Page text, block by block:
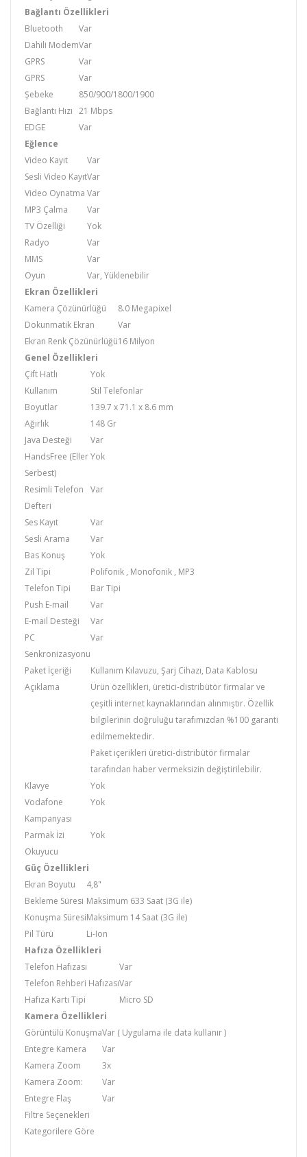
Bağlantı Özellikleri
Bluetooth
Var
Dahili ModemVar
GPRS
Var
GPRS
Var
Şebeke
850/900/1800/1900
Bağlantı Hızı 21 Mbps
EDGE
Var
Eğlence
Video Kayıt
Var
Sesli Video KayıtVar
Video Oynatma Var
MP3 Çalma
Var
TV Özelliği
Yok
Radyo
Var
MMS
Var
Oyun
Var, Yüklenebilir
Ekran Özellikleri
Kamera Çözünürlüğü
8.0 Megapixel
Dokunmatik Ekran
Var
Ekran Renk Çözünürlüğü16 Milyon
Genel Özellikleri
Çift Hatlı
Yok
Kullanım
Stil Telefonlar
Boyutlar
139.7 x 71.1 x 8.6 mm
Ağırlık
148 Gr
Java Desteği
Var
HandsFree (Eller
Serbest)
Yok
Resimli Telefon
Defteri
Var
Ses Kayıt
Var
Sesli Arama
Var
Bas Konuş
Yok
Zil Tipi
Polifonik , Monofonik , MP3
Telefon Tipi
Bar Tipi
Push E-mail
Var
E-mail Desteği
Var
PC
Senkronizasyonu
Var
Paket İçeriği
Kullanım Kılavuzu, Şarj Cihazı, Data Kablosu
Açıklama
Ürün özellikleri, üretici-distribütör firmalar ve
çeşitli internet kaynaklarından alınmıştır. Özellik
bilgilerinin doğruluğu tarafımızdan %100 garanti
edilmemektedir.
Paket içerikleri üretici-distribütör firmalar
tarafından haber vermeksizin değiştirilebilir.
Klavye
Yok
Vodafone
Kampanyası
Yok
Parmak İzi
Okuyucu
Yok
Güç Özellikleri
Ekran Boyutu
4,8"
Bekleme Süresi Maksimum 633 Saat (3G ile)
Konuşma SüresiMaksimum 14 Saat (3G ile)
Pil Türü
Li-Ion
Hafıza Özellikleri
Telefon Hafızası
Var
Telefon Rehberi HafızasıVar
Hafıza Kartı Tipi
Micro SD
Kamera Özellikleri
Görüntülü KonuşmaVar ( Uygulama ile data kullanır )
Entegre Kamera
Var
Kamera Zoom
3x
Kamera Zoom:
Var
Entegre Flaş
Var
Filtre Seçenekleri
Kategorilere Göre